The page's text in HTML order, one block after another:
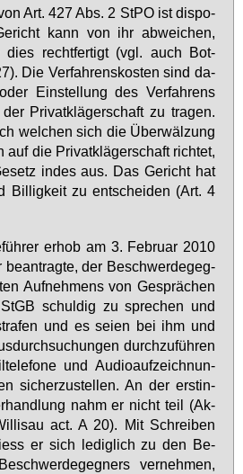
Art. 427 Abs. 2 StPO ist dis­po­
kann von ihr ab­wei­chen,
dies recht­fer­tigt (vgl. auch Bot­
Die Ver­fah­rens­kos­ten sind da­
Ein­stel­lung des Ver­fah­rens
Pri­vat­klä­ger­schaft zu tra­gen.
wel­chen sich die Über­wäl­zung
auf die Pri­vat­klä­ger­schaft rich­tet,
in­des aus. Das Ge­richt hat
Bil­lig­keit zu ent­schei­den (Art. 4
er­hob am 3. Fe­bru­ar 2010
be­an­trag­te, der Be­schwer­de­geg­
Auf­neh­mens von Ge­sprä­chen
schul­dig zu spre­chen und
und es sei­en bei ihm und
durch­zu­füh­ren
und Au­dio­auf­zeich­nun­
si­cher­zu­stel­len. An der erst­in­
nahm er nicht teil (Ak­
act. A 20). Mit Schrei­ben
er sich le­dig­lich zu den Be­
ver­neh­men,